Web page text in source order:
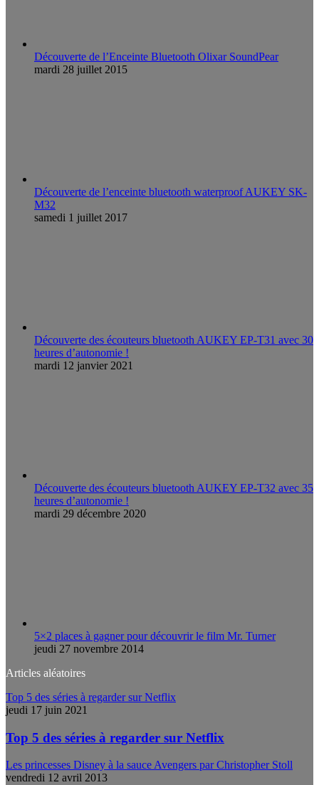
Découverte de l’Enceinte Bluetooth Olixar SoundPear
mardi 28 juillet 2015
Découverte de l’enceinte bluetooth waterproof AUKEY SK-
M32
samedi 1 juillet 2017
Découverte des écouteurs bluetooth AUKEY EP-T31 avec 30
heures d’autonomie !
mardi 12 janvier 2021
Découverte des écouteurs bluetooth AUKEY EP-T32 avec 35
heures d’autonomie !
mardi 29 décembre 2020
5×2 places à gagner pour découvrir le film Mr. Turner
jeudi 27 novembre 2014
Articles aléatoires
Top 5 des séries à regarder sur Netflix
jeudi 17 juin 2021
Top 5 des séries à regarder sur Netflix
Les princesses Disney à la sauce Avengers par Christopher Stoll
vendredi 12 avril 2013